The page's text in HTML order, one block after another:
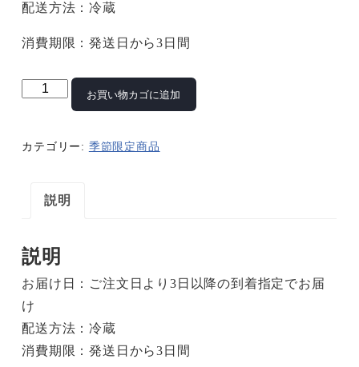
配送方法：冷蔵
消費期限：発送日から3日間
ワ
リ
ー
（6
個
入
り）
お買い物カゴに追加
カテゴリー: 季節限定商品
説明
説明
お届け日：ご注文日より3日以降の到着指定でお届
け
配送方法：冷蔵
消費期限：発送日から3日間